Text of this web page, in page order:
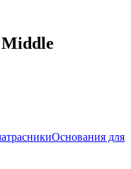
Основания для